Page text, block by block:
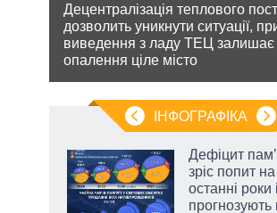
Децентралізація теплового
дозволить уникнути ситуації,
виведення з ладу ТЕЦ залишає
опалення ціле місто
ІНФОГРАФІКА
Дефіцит
зріс попит
останні роки